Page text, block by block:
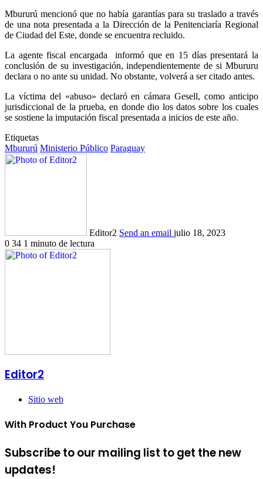
Mbururú mencionó que no había garantías para su traslado a través
de una nota presentada a la Dirección de la Penitenciaría Regional
de Ciudad del Este, donde se encuentra recluido.
La agente fiscal encargada informó que en 15 días presentará la
conclusión de su investigación, independientemente de si Mbururu
declara o no ante su unidad. No obstante, volverá a ser citado antes.
La víctima del «abuso» declaró en cámara Gesell, como anticipo
jurisdiccional de la prueba, en donde dio los datos sobre los cuales
se sostiene la imputación fiscal presentada a inicios de este año.
Etiquetas
Mbururú Ministerio Público Paraguay
Editor2 Send an email julio 18, 2023
0 34 1 minuto de lectura
Editor2
Sitio web
With Product You Purchase
Subscribe to our mailing list to get the new
updates!